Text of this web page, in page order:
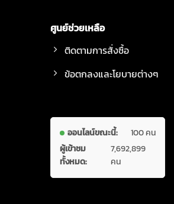
ศูนย์ช่วยเหลือ
ติดตามการสั่งซื้อ
ข้อตกลงและโยบายต่างๆ
ออนไลน์ขณะนี้:
100 คน
ผู้เข้าชม
ทั้งหมด:
7,692,899
คน